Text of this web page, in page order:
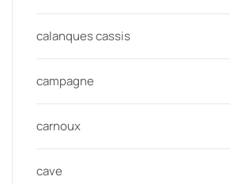
calanques cassis
campagne
carnoux
cave